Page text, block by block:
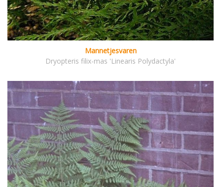
Mannetjesvaren
Dryopteris filix-mas 'Linearis Polydactyla'